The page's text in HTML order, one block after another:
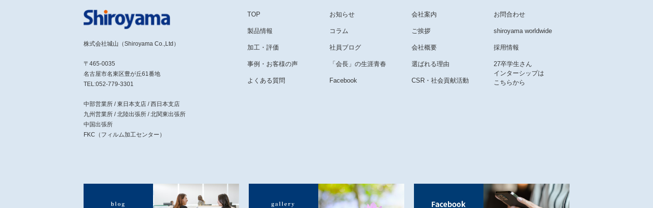
株式会社城山（Shiroyama Co.,Ltd）
〒465-0035
名古屋市名東区豊が丘61番地
TEL:052-779-3301
中部営業所 / 東日本支店 / 西日本支店
九州営業所 / 北陸出張所 / 北関東出張所
中国出張所
FKC（フィルム加工センター）
TOP
製品情報
加工・評価
事例・お客様の声
よくある質問
お知らせ
コラム
社員ブログ
「会長」の生涯青春
Facebook
会社案内
ご挨拶
会社概要
選ばれる理由
CSR・社会貢献活動
お問合わせ
shiroyama worldwide
採用情報
27卒学生さん
インターシップは
こちらから